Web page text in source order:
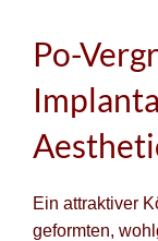
Po-
Ein attraktiver
geformten,